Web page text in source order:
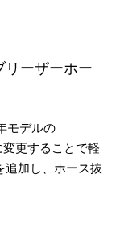
リーザーホー
モデルの
更することで軽
追加し、ホース抜